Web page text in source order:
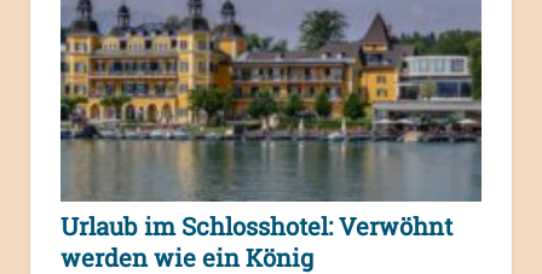
Urlaub im Schlosshotel: Verwöhnt
werden wie ein König